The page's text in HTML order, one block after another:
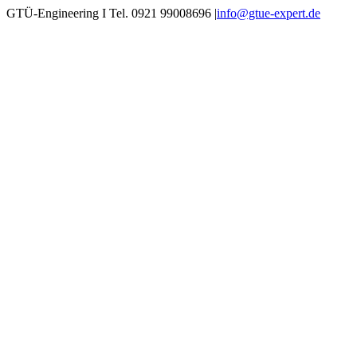
Zum
GTÜ-Engineering I Tel. 0921 99008696 |info@gtue-expert.de